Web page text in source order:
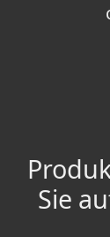
Sie